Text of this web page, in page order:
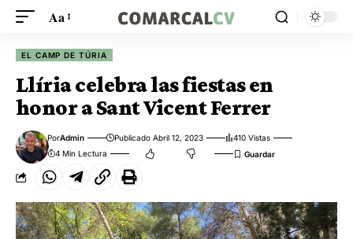
Aa
EL CAMP DE TÚRIA
Llíria celebra las fiestas en
honor a Sant Vicent Ferrer
PorAdmin Publicado Abril 12, 2023
410 Vistas
4 Min Lectura